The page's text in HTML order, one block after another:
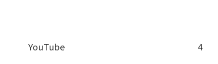
YouTube 4